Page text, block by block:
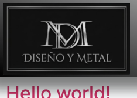
Hello world!